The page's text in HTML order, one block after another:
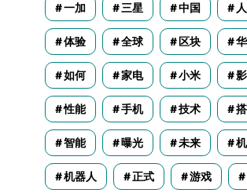
一加 三星 中国
体验 全球 区块
如何 家电 小米
性能 手机 技术
智能 曝光 未来
机器人 正式 游戏